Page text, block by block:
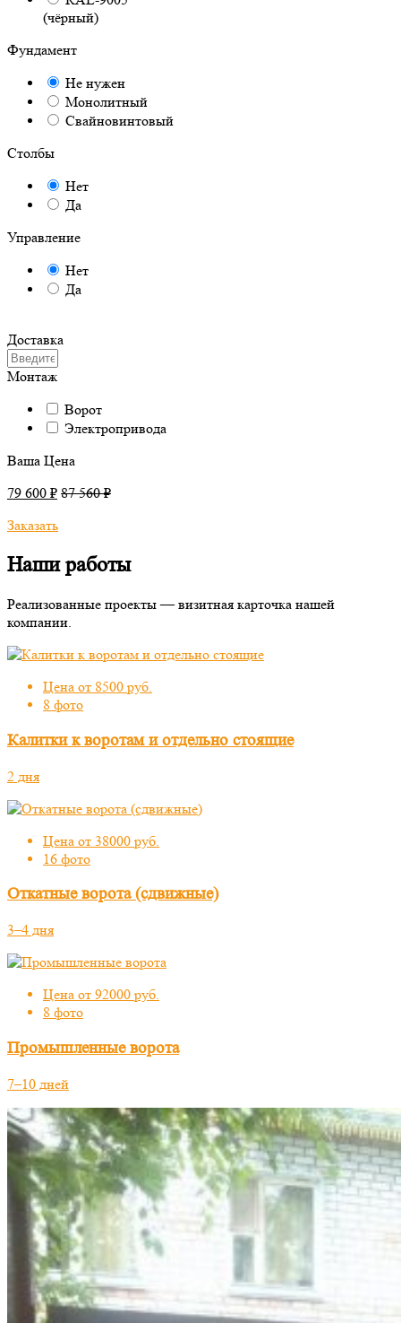
(чёрный)
Фундамент
Не нужен
Монолитный
Свайновинтовый
Столбы
Нет
Да
Управление
Нет
Да
Доставка
Монтаж
Ворот
Электропривода
Ваша Цена
79 600 ₽ 87 560 ₽
Заказать
Наши работы
Реализованные проекты — визитная карточка нашей
компании.
Цена от 8500 руб.
8 фото
Калитки к воротам и отдельно стоящие
2 дня
Цена от 38000 руб.
16 фото
Откатные ворота (сдвижные)
3–4 дня
Цена от 92000 руб.
8 фото
Промышленные ворота
7–10 дней